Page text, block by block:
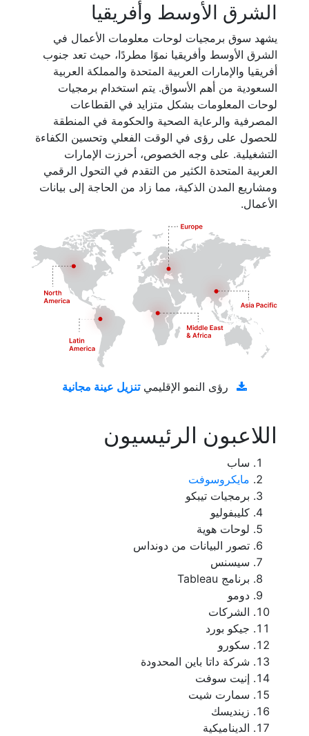
الشرق الأوسط وأفريقيا
يشهد سوق برمجيات لوحات معلومات الأعمال في
الشرق الأوسط وأفريقيا نموًا مطردًا، حيث تعد جنوب
أفريقيا والإمارات العربية المتحدة والمملكة العربية
السعودية من أهم الأسواق. يتم استخدام برمجيات
لوحات المعلومات بشكل متزايد في القطاعات
المصرفية والرعاية الصحية والحكومة في المنطقة
للحصول على رؤى في الوقت الفعلي وتحسين الكفاءة
التشغيلية. على وجه الخصوص، أحرزت الإمارات
العربية المتحدة الكثير من التقدم في التحول الرقمي
ومشاريع المدن الذكية، مما زاد من الحاجة إلى بيانات
الأعمال.
رؤى النمو الإقليمي
اللاعبون الرئيسيون
ساب
مايكروسوفت
برمجيات تيبكو
كليبفوليو
لوحات هوية
تصور البيانات من دونداس
سيسنس
برنامج Tableau
دومو
الشركات
جيكو بورد
سكورو
شركة داتا باين المحدودة
إنيت سوفت
سمارت شيت
زينديسك
الديناميكية